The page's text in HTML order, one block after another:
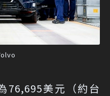
76,695美元（約台